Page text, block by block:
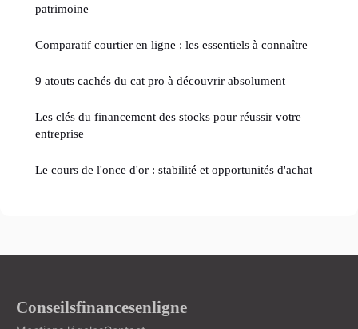
patrimoine
Comparatif courtier en ligne : les essentiels à connaître
9 atouts cachés du cat pro à découvrir absolument
Les clés du financement des stocks pour réussir votre
entreprise
Le cours de l'once d'or : stabilité et opportunités d'achat
Conseilsfinancesenligne